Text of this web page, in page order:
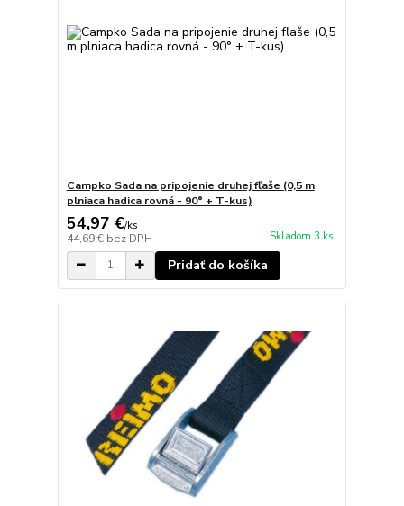
Campko Sada na pripojenie druhej fľaše (0,5 m
plniaca hadica rovná - 90° + T-kus)
54,97 €/ks
44,69 € bez DPH Skladom 3 ks
Pridať do košíka